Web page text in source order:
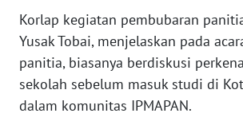
Korlap kegiatan pembubaran
Yusak Tobai, menjelaskan pada
panitia, biasanya berdiskusi
sekolah sebelum masuk studi di
dalam komunitas IPMAPAN.
PAPUA
PAPUA
BARAT